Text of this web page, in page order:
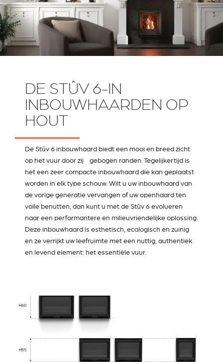
DE STÛV 6-IN
INBOUWHAARDEN OP
HOUT
De Stûv 6 inbouwhaard biedt een mooi en breed zicht
op het vuur door zij gebogen randen. Tegelijkertijd is
het een zeer compacte inbouwhaard die kan geplaatst
worden in elk type schouw. Wilt u uw inbouwhaard van
de vorige generatie vervangen of uw openhaard ten
volle benutten, dan kunt u met de Stûv 6 evolueren
naar een performantere en milieuvriendelijke oplossing.
Deze inbouwhaard is esthetisch, ecologisch en zuinig
en ze verrijkt uw leefruimte met een nuttig, authentiek
en levend element: het essentiële vuur.